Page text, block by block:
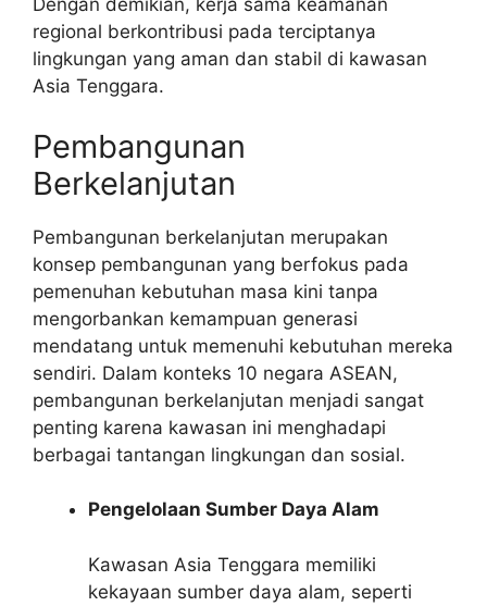
Dengan demikian, kerja sama keamanan
regional berkontribusi pada terciptanya
lingkungan yang aman dan stabil di kawasan
Asia Tenggara.
Pembangunan
Berkelanjutan
Pembangunan berkelanjutan merupakan
konsep pembangunan yang berfokus pada
pemenuhan kebutuhan masa kini tanpa
mengorbankan kemampuan generasi
mendatang untuk memenuhi kebutuhan mereka
sendiri. Dalam konteks 10 negara ASEAN,
pembangunan berkelanjutan menjadi sangat
penting karena kawasan ini menghadapi
berbagai tantangan lingkungan dan sosial.
Pengelolaan Sumber Daya Alam
Kawasan Asia Tenggara memiliki
kekayaan sumber daya alam, seperti